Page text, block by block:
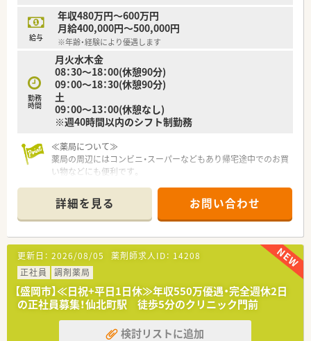
給与
年収480万円～600万円
月給400,000円～500,000円
※年齢・経験により優遇します
勤務
時間
月火水木金
08：30～18：00(休憩90分)
09：00～18：30(休憩90分)
土
09：00～13：00(休憩なし)
※週40時間以内のシフト制勤務
≪薬局について≫
薬局の周辺にはコンビニ・スーパーなどもあり帰宅途中でのお買
い物などにも便利です。
詳細を見る お問い合わせ
更新日： 2026/08/05 薬剤師求人ID： 14208
正社員
調剤薬局
【盛岡市】≪日祝+平日1日休≫年収550万優遇・完全週休2日
の正社員募集！仙北町駅 徒歩5分のクリニック門前
検討リストに追加